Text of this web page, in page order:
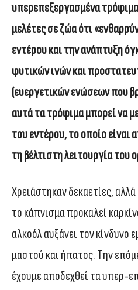
υπερεπεξεργασμένα
μελέτες σε ζώα ότι
εντέρου και την ανάπτυξη
φυτικών ινών και
(ευεργετικών ενώσεων που
αυτά τα τρόφιμα μπορεί να
του εντέρου, το οποίο είναι
τη βέλτιστη λειτουργία του
Χρειάστηκαν δεκαετίες,
το κάπνισμα προκαλεί
αλκοόλ αυξάνει τον κίνδυνο
μαστού και ήπατος. Την
έχουμε αποδεχθεί τα υπερ-